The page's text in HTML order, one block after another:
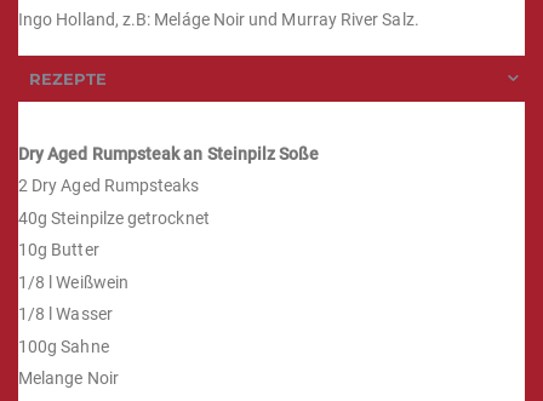
Ingo Holland, z.B: Meláge Noir und Murray River Salz.
REZEPTE
Dry Aged Rumpsteak an Steinpilz Soße
2 Dry Aged Rumpsteaks
40g Steinpilze getrocknet
10g Butter
1/8 l Weißwein
1/8 l Wasser
100g Sahne
Melange Noir